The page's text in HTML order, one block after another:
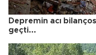
Depremin acı
geçti...